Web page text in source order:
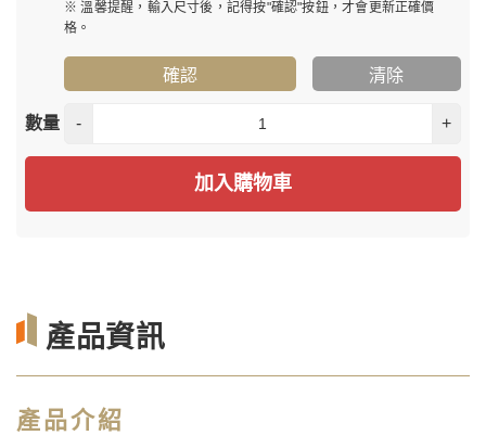
※ 溫馨提醒，輸入尺寸後，記得按"確認"按鈕，才會更新正確價
格。
確認 清除
數量 - +
加入購物車
產品資訊
產品介紹